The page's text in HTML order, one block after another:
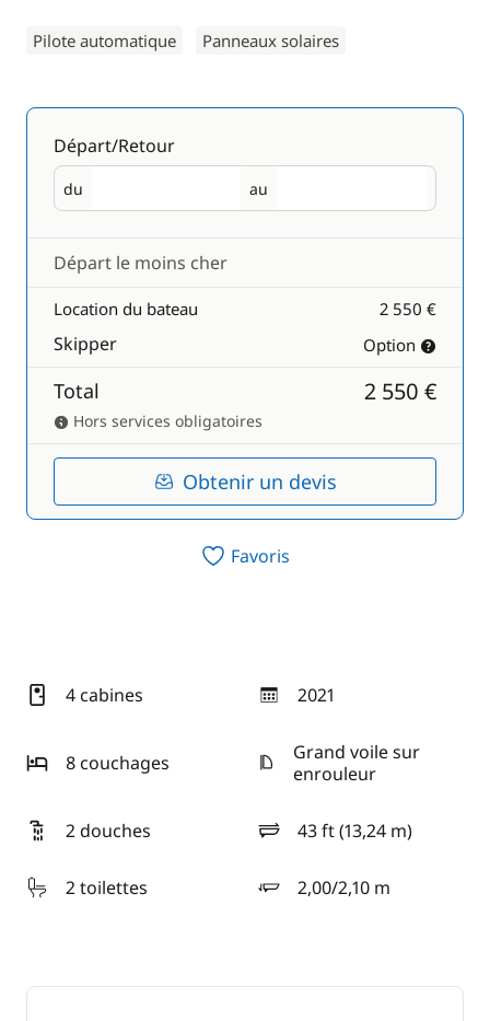
Pilote automatique Panneaux solaires
Départ/Retour
du
Départ au
Retour
Départ le moins cher
Location du bateau 2 550 €
Skipper Option
Total 2 550 €
Hors services obligatoires
Obtenir un devis
Favoris
4 cabines 2021
année
8 couchages
Grand voile sur
enrouleur
2 douches 43 ft (13,24 m)
longueur
2 toilettes
2,00/2,10 m
tirant d'eau